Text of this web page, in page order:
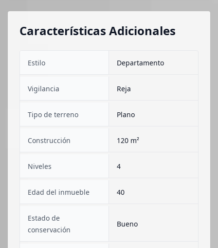
Características Adicionales
Estilo Departamento
Vigilancia Reja
Tipo de terreno Plano
Construcción 120 m²
Niveles 4
Edad del inmueble 40
Estado de
conservación
Bueno